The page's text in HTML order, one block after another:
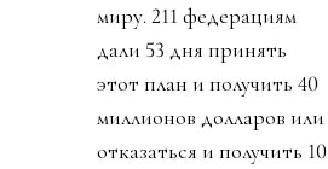
миру. 211 федерациям
дали 53 дня принять
этот план и получить 40
миллионов долларов или
отказаться и получить 10